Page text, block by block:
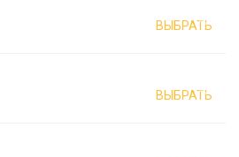
ВЫБРАТЬ
ВЫБРАТЬ